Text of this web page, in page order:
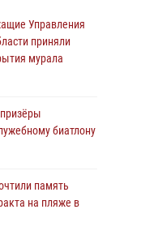
с
работу
лагерях
в
сбыта крупной
Управления
приняли
мурала
биатлону
память
на пляже в